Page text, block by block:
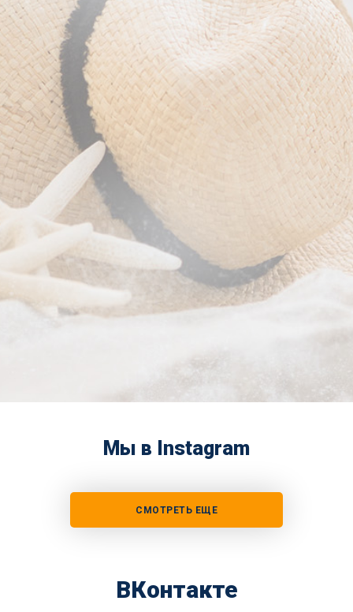
Мы в Instagram
СМОТРЕТЬ ЕЩЕ
ВКонтакте